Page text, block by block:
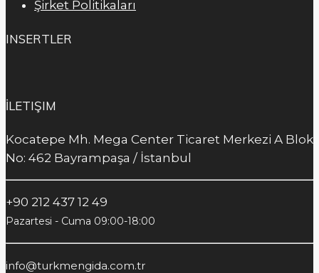
Şirket Politikaları
INSERTLER
İLETIŞIM
Kocatepe Mh. Mega Center Ticaret Merkezi A Blok
No: 462 Bayrampaşa / İstanbul
+90 212 437 12 49
Pazartesi - Cuma 09:00-18:00
info@turkmengida.com.tr